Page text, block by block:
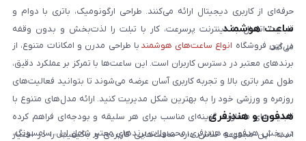
حرفه‌ای از کاربری دیجیتال ارائه می‌کنند. طراحی ارگونومیک، باتری با دوام و
قابلیت اتصال به اینترنت پرسرعت، کار با تبلت را لذت‌بخش و بدون وقفه
می‌کند.
ساعت هوشمند
در این فروشگاه انواع ساعت‌های هوشمند با طراحی مدرن و امکانات متنوع، از
برندهای معتبر در دسترس کاربران است. این ساعت‌ها با تمرکز بر عملکرد دقیق،
طول عمر باتری بالا و تجربه کاربری آسان عرضه می‌شوند تا بتوانید فعالیت‌های
روزمره و ورزشی خود را به بهترین شکل مدیریت کنید. ارائه مدل‌های متنوع با
قابلیت‌های متفاوت، گزینه‌ای مناسب برای هر سلیقه و بودجه‌ای فراهم کرده
است. این مجموعه تلاش دارد ساعت‌هایی کاربردی و باکیفیت را در اختیار
هدفون و هندزفری
در بخش هدفون و هندزفری، محصولات برندهای معتبر شامل اپل، سامسونگ،